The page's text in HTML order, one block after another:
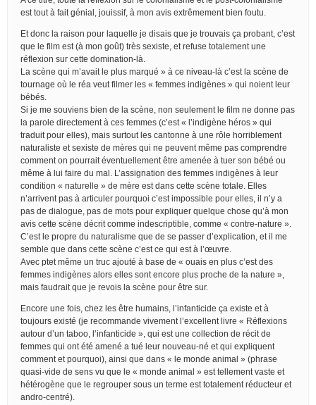
est tout à fait génial, jouissif, à mon avis extrêmement bien foutu.
Et donc la raison pour laquelle je disais que je trouvais ça probant, c’est
que le film est (à mon goût) très sexiste, et refuse totalement une
réflexion sur cette domination-là.
La scène qui m’avait le plus marqué » à ce niveau-là c’est la scène de
tournage où le réa veut filmer les « femmes indigènes » qui noient leur
bébés.
Si je me souviens bien de la scène, non seulement le film ne donne pas
la parole directement à ces femmes (c’est « l’indigène héros » qui
traduit pour elles), mais surtout les cantonne à une rôle horriblement
naturaliste et sexiste de mères qui ne peuvent même pas comprendre
comment on pourrait éventuellement être amenée à tuer son bébé ou
même à lui faire du mal. L’assignation des femmes indigènes à leur
condition « naturelle » de mère est dans cette scène totale. Elles
n’arrivent pas à articuler pourquoi c’est impossible pour elles, il n’y a
pas de dialogue, pas de mots pour expliquer quelque chose qu’à mon
avis cette scène décrit comme indescriptible, comme « contre-nature ».
C’est le propre du naturalisme que de se passer d’explication, et il me
semble que dans cette scène c’est ce qui est à l’œuvre.
Avec ptet même un truc ajouté à base de « ouais en plus c’est des
femmes indigènes alors elles sont encore plus proche de la nature »,
mais faudrait que je revois la scène pour être sur.
Encore une fois, chez les être humains, l’infanticide ça existe et à
toujours existé (je recommande vivement l’excellent livre « Réflexions
autour d’un taboo, l’infanticide », qui est une collection de récit de
femmes qui ont été amené a tué leur nouveau-né et qui expliquent
comment et pourquoi), ainsi que dans « le monde animal » (phrase
quasi-vide de sens vu que le « monde animal » est tellement vaste et
hétérogène que le regrouper sous un terme est totalement réducteur et
andro-centré).